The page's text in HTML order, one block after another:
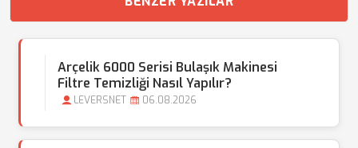
Arçelik 6000 Serisi Bulaşık Makinesi
Filtre Temizliği Nasıl Yapılır?
LEVERSNET 06.08.2026